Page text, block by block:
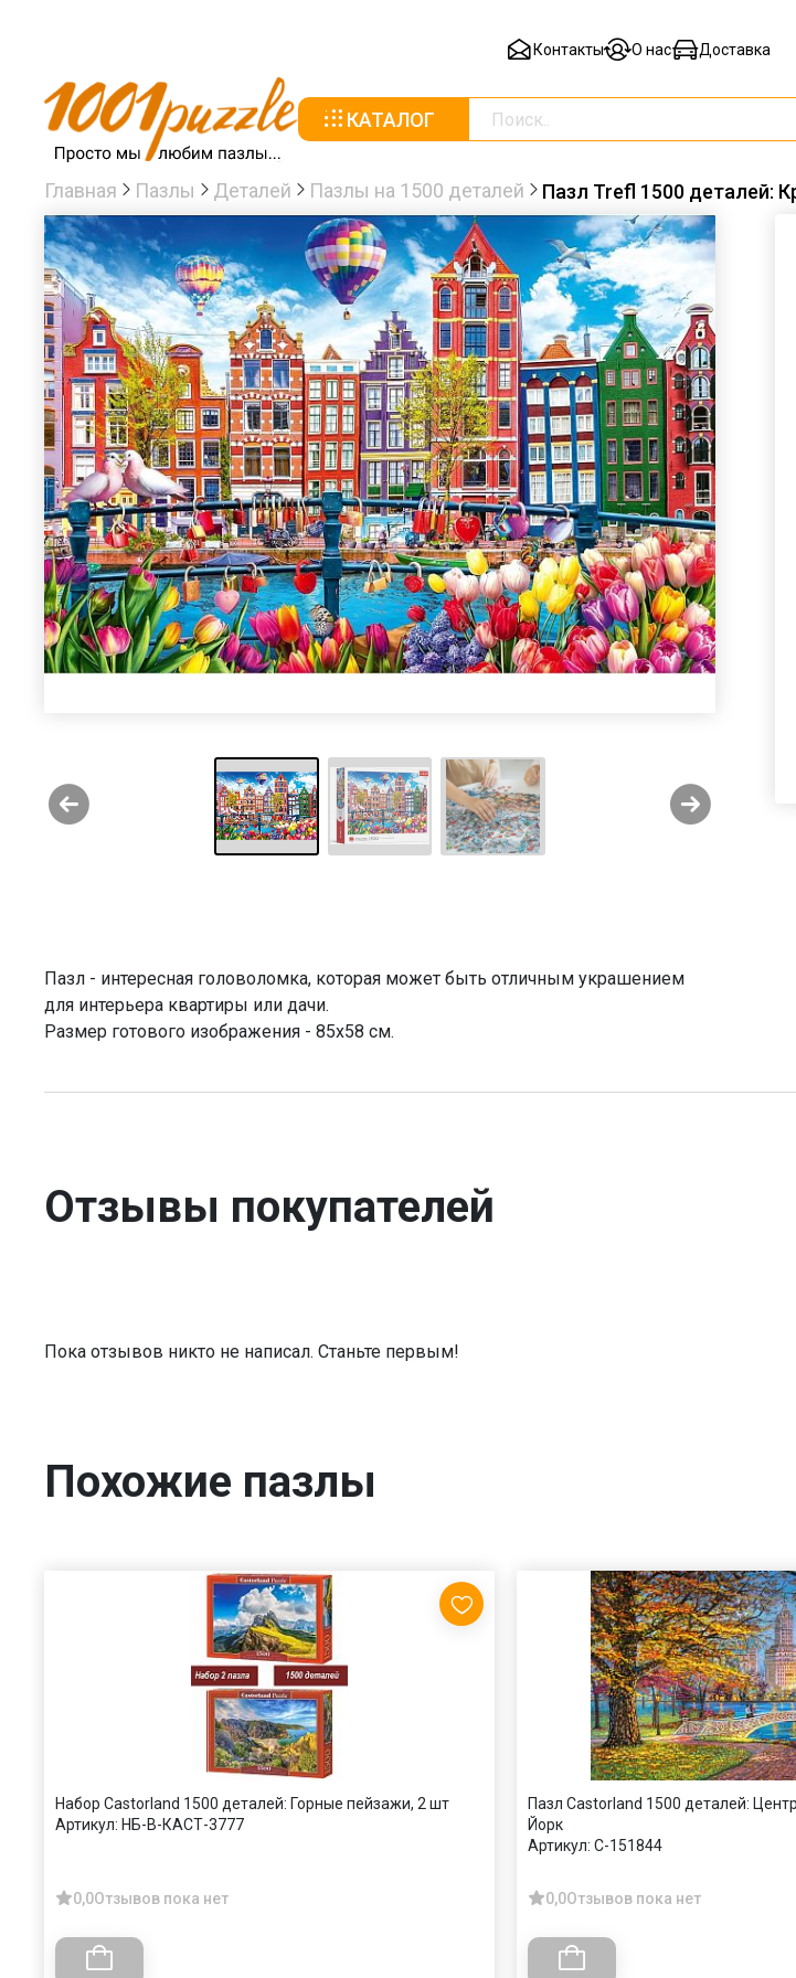
Контакты О нас Доставка
КАТАЛОГ
Главная Пазлы Деталей Пазлы на 1500 деталей Пазл Trefl 1500 деталей:
Пазл - интересная головоломка, которая может быть отличным украшением
для интерьера квартиры или дачи.
Размер готового изображения - 85x58 см.
Отзывы покупателей
Пока отзывов никто не написал. Станьте первым!
Похожие пазлы
Набор Castorland 1500 деталей: Горные пейзажи, 2 шт
Артикул: НБ-В-КАСТ-3777
0,0Отзывов пока нет
Пазл Castorland 1500 деталей:
Йорк
Артикул: C-151844
0,0Отзывов пока нет